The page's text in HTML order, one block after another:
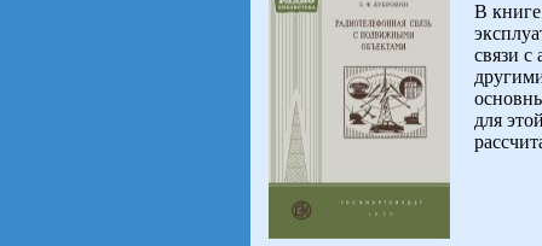
В
связи
для